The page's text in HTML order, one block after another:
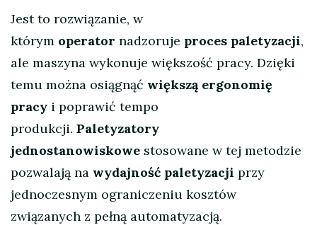
Jest to rozwiązanie, w
którym operator nadzoruje proces paletyzacji,
ale maszyna wykonuje większość pracy. Dzięki
temu można osiągnąć większą ergonomię
pracy i poprawić tempo
produkcji. Paletyzatory
jednostanowiskowe stosowane w tej metodzie
pozwalają na wydajność paletyzacji przy
jednoczesnym ograniczeniu kosztów
związanych z pełną automatyzacją.